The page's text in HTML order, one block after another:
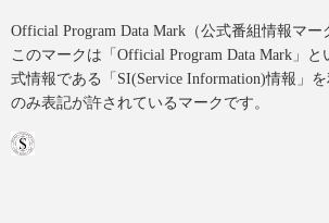
Official Program Data Mark（公式番組情報マー
このマークは「Official Program Data Mark」
式情報である「SI(Service Information)情報」
のみ表記が許されているマークです。